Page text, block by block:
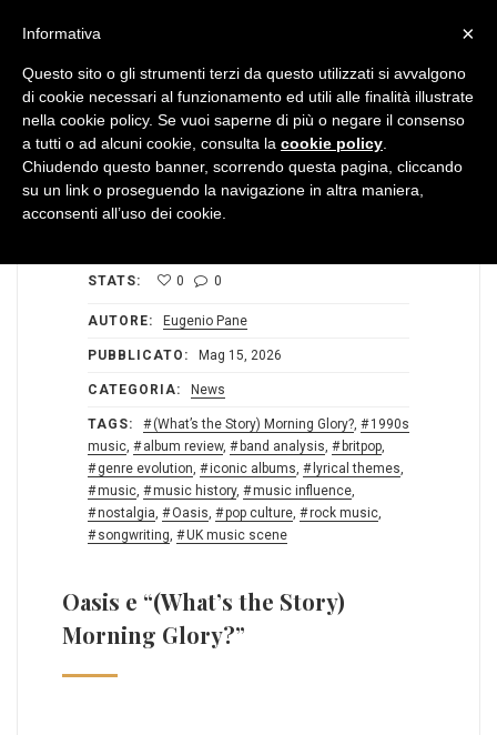
STATS: 0 0
AUTORE: Eugenio Pane
PUBBLICATO: Mag 15, 2026
CATEGORIA: News
TAGS: (What’s the Story) Morning Glory?,
1990s
music, album review, band analysis, britpop,
genre evolution, iconic albums, lyrical themes,
music, music history, music influence,
nostalgia, Oasis, pop culture, rock music,
songwriting, UK music scene
Oasis e “(What’s the Story)
Morning Glory?”
×
Informativa
Questo sito o gli strumenti terzi da questo utilizzati si avvalgono
di cookie necessari al funzionamento ed utili alle finalità illustrate
nella cookie policy. Se vuoi saperne di più o negare il consenso
a tutti o ad alcuni cookie, consulta la cookie policy
Chiudendo questo banner, scorrendo questa pagina, cliccando
su un link o proseguendo la navigazione in altra maniera,
acconsenti all’uso dei cookie.